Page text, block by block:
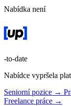
Nabídka není
-to-date
Nabídce vypršela
Seniorní pozice →
Freelance práce →